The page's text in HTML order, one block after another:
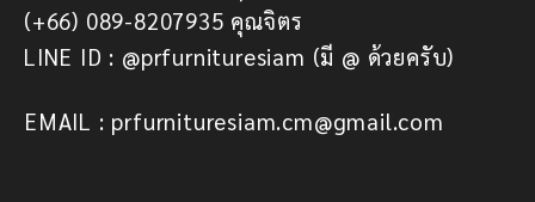
(+66) 089-8207935 คุณจิตร
LINE ID : @prfurnituresiam (มี @ ด้วยครับ)
EMAIL : prfurnituresiam.cm@gmail.com